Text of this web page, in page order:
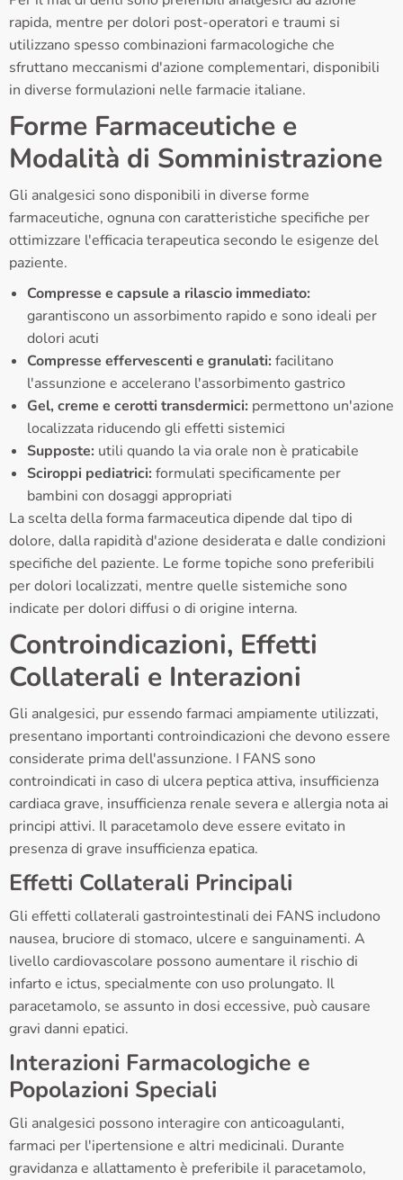
rapida, mentre per dolori post-operatori e traumi si
utilizzano spesso combinazioni farmacologiche che
sfruttano meccanismi d'azione complementari, disponibili
in diverse formulazioni nelle farmacie italiane.
Forme Farmaceutiche e
Modalità di Somministrazione
Gli analgesici sono disponibili in diverse forme
farmaceutiche, ognuna con caratteristiche specifiche per
ottimizzare l'efficacia terapeutica secondo le esigenze del
paziente.
Compresse e capsule a rilascio immediato:
garantiscono un assorbimento rapido e sono ideali per
dolori acuti
Compresse effervescenti e granulati: facilitano
l'assunzione e accelerano l'assorbimento gastrico
Gel, creme e cerotti transdermici: permettono un'azione
localizzata riducendo gli effetti sistemici
Supposte: utili quando la via orale non è praticabile
Sciroppi pediatrici: formulati specificamente per
bambini con dosaggi appropriati
La scelta della forma farmaceutica dipende dal tipo di
dolore, dalla rapidità d'azione desiderata e dalle condizioni
specifiche del paziente. Le forme topiche sono preferibili
per dolori localizzati, mentre quelle sistemiche sono
indicate per dolori diffusi o di origine interna.
Controindicazioni, Effetti
Collaterali e Interazioni
Gli analgesici, pur essendo farmaci ampiamente utilizzati,
presentano importanti controindicazioni che devono essere
considerate prima dell'assunzione. I FANS sono
controindicati in caso di ulcera peptica attiva, insufficienza
cardiaca grave, insufficienza renale severa e allergia nota ai
principi attivi. Il paracetamolo deve essere evitato in
presenza di grave insufficienza epatica.
Effetti Collaterali Principali
Gli effetti collaterali gastrointestinali dei FANS includono
nausea, bruciore di stomaco, ulcere e sanguinamenti. A
livello cardiovascolare possono aumentare il rischio di
infarto e ictus, specialmente con uso prolungato. Il
paracetamolo, se assunto in dosi eccessive, può causare
gravi danni epatici.
Interazioni Farmacologiche e
Popolazioni Speciali
Gli analgesici possono interagire con anticoagulanti,
farmaci per l'ipertensione e altri medicinali. Durante
gravidanza e allattamento è preferibile il paracetamolo,